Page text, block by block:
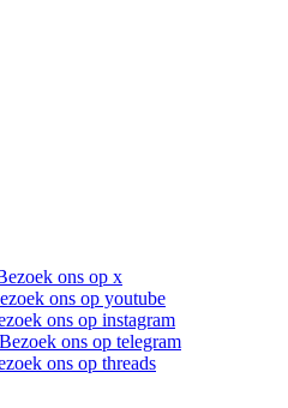
ons op x
ons op youtube
ons op instagram
Bezoek ons op telegram
ons op threads